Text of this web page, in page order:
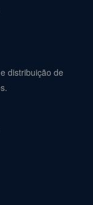
distribuição de